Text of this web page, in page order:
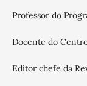
Professor do
Docente do
Editor chefe da